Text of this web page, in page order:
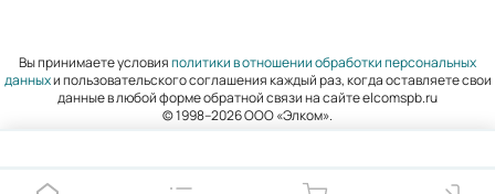
Вы принимаете условияполитики в отношении обработки персональных
данныхи пользовательского соглашения каждый раз, когда оставляете свои
данные в любой форме обратной связи на сайте elcomspb.ru
© 1998–2026 ООО «Элком».